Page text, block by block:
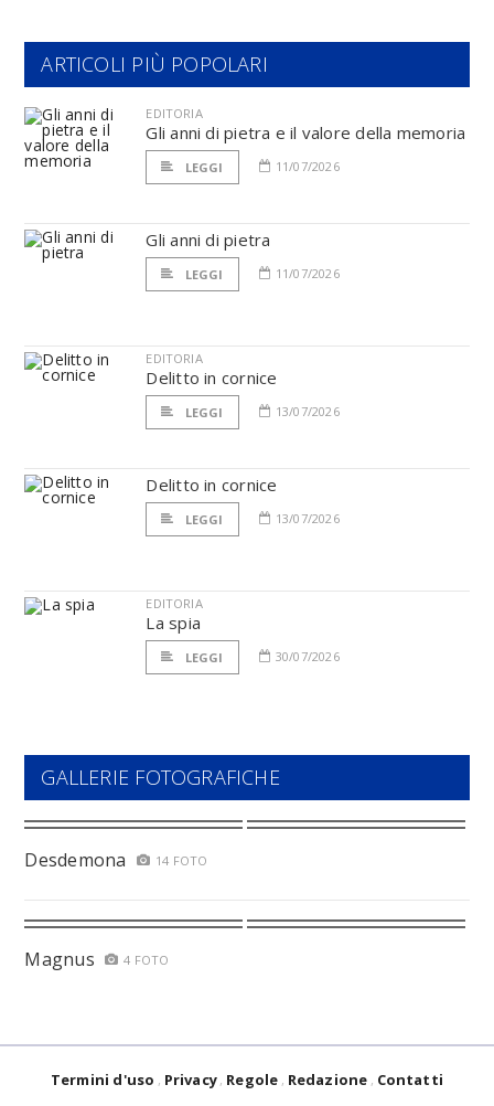
ARTICOLI PIÙ POPOLARI
EDITORIA
Gli anni di pietra e il valore della memoria
LEGGI 11/07/2026
Gli anni di pietra
LEGGI 11/07/2026
EDITORIA
Delitto in cornice
LEGGI 13/07/2026
Delitto in cornice
LEGGI 13/07/2026
EDITORIA
La spia
LEGGI 30/07/2026
GALLERIE FOTOGRAFICHE
Desdemona 14 FOTO
Magnus 4 FOTO
Termini d'uso Privacy Regole Redazione Contatti